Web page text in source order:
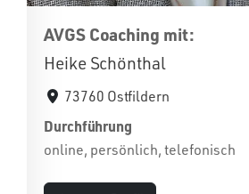
AVGS Coaching mit:
Heike Schönthal
73760 Ostfildern
Durchführung
online, persönlich, telefonisch